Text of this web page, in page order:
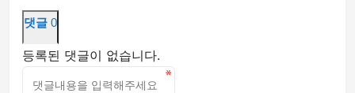
댓글 0
등록된 댓글이 없습니다.